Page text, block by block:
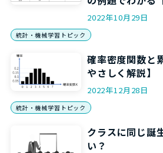
2022年10月29日
統計・機械学習トピック
確率密度関数と
やさしく解説】
2022年12月28日
統計・機械学習トピック
クラスに同じ誕
い？